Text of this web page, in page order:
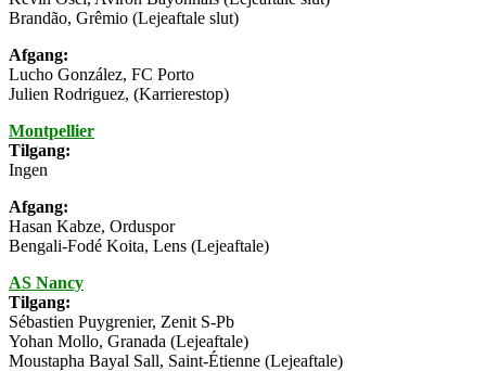
Brandão, Grêmio (Lejeaftale slut)
Afgang:
Lucho González, FC Porto
Julien Rodriguez, (Karrierestop)
Montpellier
Tilgang:
Ingen
Afgang:
Hasan Kabze, Orduspor
Bengali-Fodé Koita, Lens (Lejeaftale)
AS Nancy
Tilgang:
Sébastien Puygrenier, Zenit S-Pb
Yohan Mollo, Granada (Lejeaftale)
Moustapha Bayal Sall, Saint-Étienne (Lejeaftale)